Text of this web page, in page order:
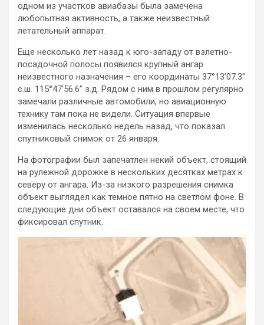
одном из участков авиабазы была замечена
любопытная активность, а также неизвестный
летательный аппарат.
Еще несколько лет назад к юго-западу от взлетно-
посадочной полосы появился крупный ангар
неизвестного назначения – его координаты 37°13’07.3″
с.ш. 115°47’56.6″ з.д. Рядом с ним в прошлом регулярно
замечали различные автомобили, но авиационную
технику там пока не видели. Ситуация впервые
изменилась несколько недель назад, что показал
спутниковый снимок от 26 января.
На фотографии был запечатлен некий объект, стоящий
на рулежной дорожке в нескольких десятках метрах к
северу от ангара. Из-за низкого разрешения снимка
объект выглядел как темное пятно на светлом фоне. В
следующие дни объект оставался на своем месте, что
фиксировал спутник.